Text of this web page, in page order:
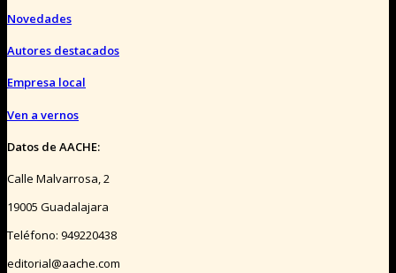
Novedades
Autores destacados
Empresa local
Ven a vernos
Datos de AACHE:
Calle Malvarrosa, 2
19005 Guadalajara
Teléfono: 949220438
editorial@aache.com